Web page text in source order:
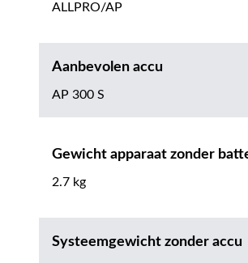
ALLPRO/AP
Aanbevolen accu
AP 300 S
Gewicht apparaat zonder
2.7 kg
Systeemgewicht zonder accu